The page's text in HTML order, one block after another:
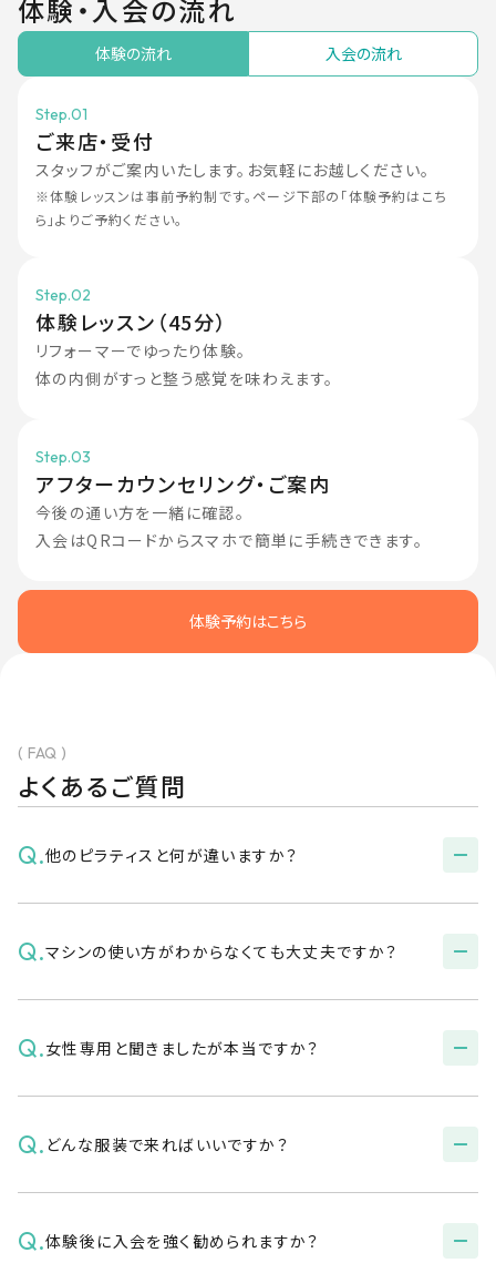
体験・入会の流れ
体験の流れ 入会の流れ
Step.01
ご来店・受付
スタッフがご案内いたします。お気軽にお越しください。
※体験レッスンは事前予約制です。ページ下部の「体験予約はこち
ら」よりご予約ください。
Step.02
体験レッスン（45分）
リフォーマーでゆったり体験。
体の内側がすっと整う感覚を味わえます。
Step.03
アフターカウンセリング・ご案内
今後の通い方を一緒に確認。
入会はQRコードからスマホで簡単に手続きできます。
体験予約はこちら
( FAQ )
よくあるご質問
Q.他のピラティスと何が違いますか？
鏡も音楽もない静かなスタジオで、見た目ではなく自分
日本人の体に合ったオリジナルリフォーマーを使用し、
初級・中級をその日の体調や気分で選べるので、無理な
Q.マシンの使い方がわからなくても大丈夫ですか？
もちろんです。
はじめての方でも安心してご参加いただけます。
Q.女性専用と聞きましたが本当ですか？
はい、ピラティスは全店舗女性専用のサービスです。
Q. どんな服装で来ればいいですか？
動きやすい服装であればOKです。
Q.体験後に入会を強く勧められますか？